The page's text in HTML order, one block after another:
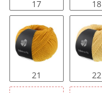
17 18
21 22